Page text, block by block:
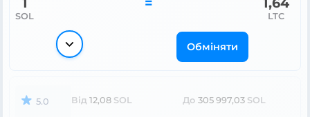
SOL LTC
Обміняти
5.0 Від 12,08 SOL До 305 997,03 SOL